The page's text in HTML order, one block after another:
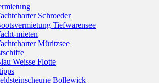
Schroeder
Tiefwarensee
mieten
Müritzsee
Weisse Flotte
Bollewick